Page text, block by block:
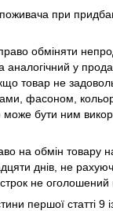
при
обміняти
аналогічний у
товар не
фасоном,
може бути ним
на обмін товару
днів, не
не оголошений
першої статті 9